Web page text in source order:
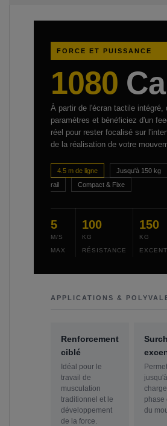
FORCE ET PUISSANCE
1080
À partir de l'écran tactile intégré,
paramètres et bénéficiez d'un
réel pour rester focalisé sur
de la réalisation de votre
4.5 m de ligne Jusqu'à 150 kg
rail
Compact & Fixe
5
M/S
MAX
100
KG
RÉSISTANCE
150
KG
APPLICATIONS &
Renforcement
ciblé
Idéal pour le
travail de
musculation
traditionnel et le
développement
de la force.
phase
du